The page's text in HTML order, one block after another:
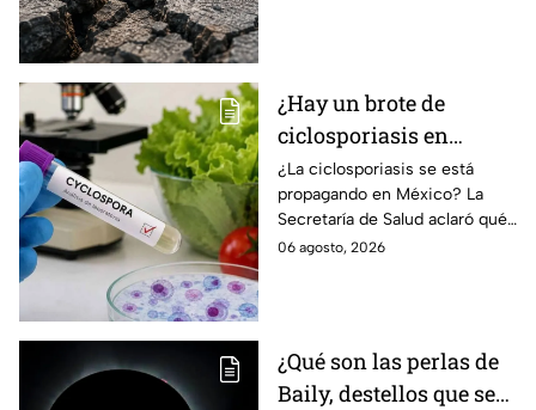
¿Hay un brote de
ciclosporiasis en
México? Salud rompe
el silencio tras 33 casos
detectados
¿La ciclosporiasis se está
propagando en México? La
Secretaría de Salud aclaró qué
ocurre tras la detección de 33
06 agosto, 2026
¿Qué son las perlas de
Baily, destellos que se